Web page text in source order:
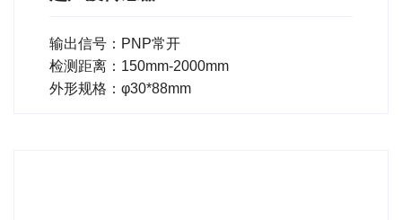
输出信号：PNP常开
检测距离：150mm-2000mm
外形规格：φ30*88mm